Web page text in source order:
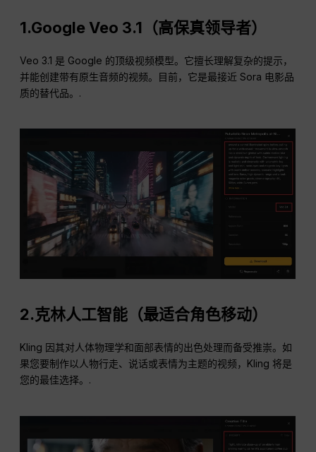
1.Google Veo 3.1（高保真领导者）
Veo 3.1 是 Google 的顶级视频模型。它擅长理解复杂的提示，
并能创建带有原生音频的视频。目前，它是最接近 Sora 电影品
质的替代品。.
2.克林人工智能（最适合角色移动）
Kling 因其对人体物理学和面部表情的出色处理而备受推崇。如
果您要制作以人物行走、说话或表情为主题的视频，Kling 将是
您的最佳选择。.